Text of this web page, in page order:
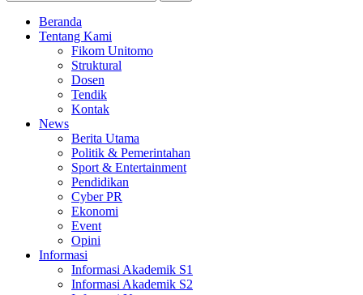
Beranda
Tentang Kami
Fikom Unitomo
Struktural
Dosen
Tendik
Kontak
News
Berita Utama
Politik & Pemerintahan
Sport & Entertainment
Pendidikan
Cyber PR
Ekonomi
Event
Opini
Informasi
Informasi Akademik S1
Informasi Akademik S2